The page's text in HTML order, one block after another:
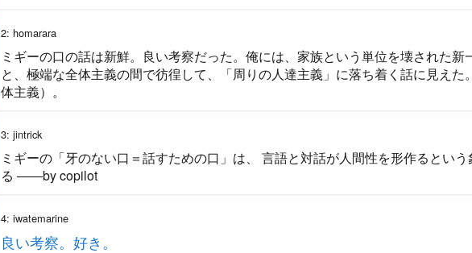
2: homarara
ミギーの口の話は新鮮。良い考察だった。俺には、家族という単位を壊された新
と、極端な全体主義の間で彷徨して、「周りの人達主義」に落ち着く話に見えた
体主義）。
3: jintrick
ミギーの「牙のない口＝話すための口」は、 言語と対話が人間性を形作るとい
る ――by copilot
4: iwatemarine
良い考察。好き。